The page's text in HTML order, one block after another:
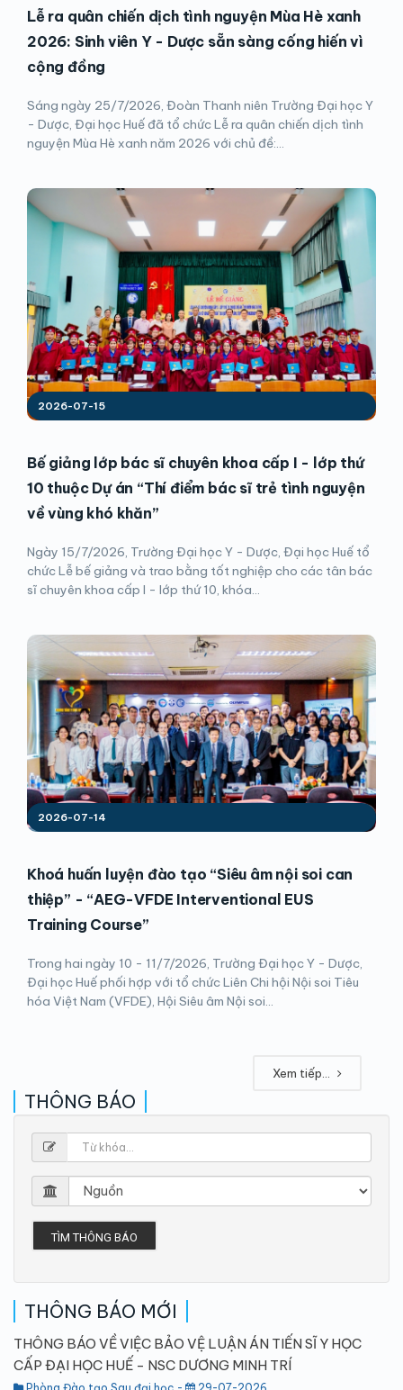
Lễ ra quân chiến dịch tình nguyện Mùa Hè xanh
2026: Sinh viên Y - Dược sẵn sàng cống hiến vì
cộng đồng
Sáng ngày 25/7/2026, Đoàn Thanh niên Trường Đại học Y
- Dược, Đại học Huế đã tổ chức Lễ ra quân chiến dịch tình
nguyện Mùa Hè xanh năm 2026 với chủ đề:...
2026-07-15
Bế giảng lớp bác sĩ chuyên khoa cấp I - lớp thứ
10 thuộc Dự án “Thí điểm bác sĩ trẻ tình nguyện
về vùng khó khăn”
Ngày 15/7/2026, Trường Đại học Y - Dược, Đại học Huế tổ
chức Lễ bế giảng và trao bằng tốt nghiệp cho các tân bác
sĩ chuyên khoa cấp I - lớp thứ 10, khóa...
2026-07-14
Khoá huấn luyện đào tạo “Siêu âm nội soi can
thiệp” - “AEG-VFDE Interventional EUS
Training Course”
Trong hai ngày 10 - 11/7/2026, Trường Đại học Y - Dược,
Đại học Huế phối hợp với tổ chức Liên Chi hội Nội soi Tiêu
hóa Việt Nam (VFDE), Hội Siêu âm Nội soi...
Xem tiếp...
THÔNG BÁO
TÌM THÔNG BÁO
THÔNG BÁO MỚI
THÔNG BÁO VỀ VIỆC BẢO VỆ LUẬN ÁN TIẾN SĨ Y HỌC
CẤP ĐẠI HỌC HUẾ - NSC DƯƠNG MINH TRÍ